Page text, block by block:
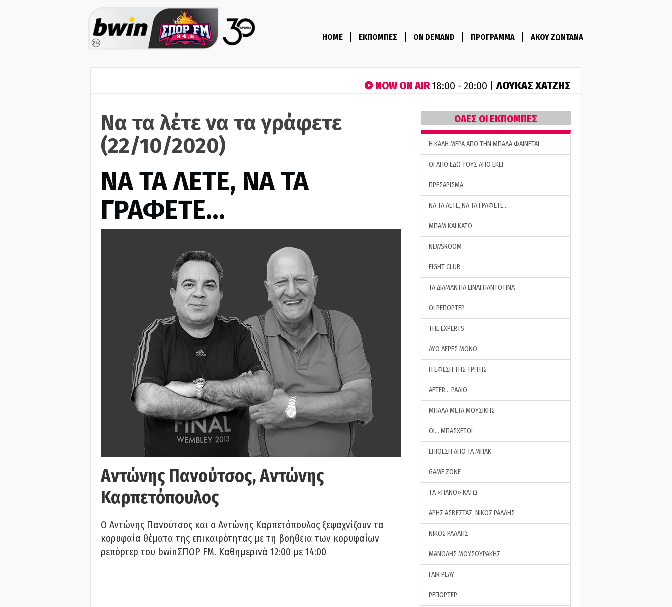
HOME ΕΚΠΟΜΠΕΣ ON DEMAND ΠΡΟΓΡΑΜΜΑ ΑΚΟΥ ΖΩΝΤΑΝΑ
NOW ON AIR18:00 - 20:00 |ΛΟΥΚΑΣ ΧΑΤΖΗΣ
Να τα λέτε να τα γράφετε
(22/10/2020)
ΝΑ ΤΑ ΛΕΤΕ, ΝΑ ΤΑ
ΓΡΑΦΕΤΕ…
Αντώνης Πανούτσος, Αντώνης
Καρπετόπουλος
Ο Αντώνης Πανούτσος και ο Αντώνης Καρπετόπουλος ξεψαχνίζουν τα
κορυφαία θέματα της επικαιρότητας με τη βοήθεια των κορυφαίων
ρεπόρτερ του bwinΣΠΟΡ FM. Καθημερινά 12:00 με 14:00
ΟΛΕΣ ΟΙ ΕΚΠΟΜΠΕΣ
H ΚΑΛΗ ΜΕΡΑ ΑΠΟ ΤΗΝ ΜΠΑΛΑ ΦΑΙΝΕΤΑΙ
ΟΙ ΑΠΟ ΕΔΩ ΤΟΥΣ ΑΠΟ ΕΚΕΙ
ΠΡΕΣΑΡΙΣΜΑ
ΝΑ ΤΑ ΛΕΤΕ, ΝΑ ΤΑ ΓΡΑΦΕΤΕ…
ΜΠΑΜ ΚΑΙ ΚΑΤΩ
NEWSROOM
FIGHT CLUB
ΤΑ ΔΙΑΜΑΝΤΙΑ ΕΙΝΑΙ ΠΑΝΤΟΤΙΝΑ
ΟΙ ΡΕΠΟΡΤΕΡ
THE EXPERTS
ΔΥΟ ΛΕΡΕΣ ΜΟΝΟ
Η ΕΦΕΣΗ ΤΗΣ ΤΡΙΤΗΣ
AFTER… ΡΑΔΙΟ
ΜΠΑΛΑ ΜΕΤΑ ΜΟΥΣΙΚΗΣ
ΟΙ… ΜΠΑΣΧΕΤΟΙ
ΕΠΙΘΕΣΗ ΑΠΟ ΤΑ ΜΠΑΚ
GAME ZONE
ΤA «ΠΑΝΟ» ΚΑΤΩ
ΑΡΗΣ ΑΣΒΕΣΤΑΣ, ΝΙΚΟΣ ΡΑΛΛΗΣ
ΝΙΚΟΣ ΡΑΛΛΗΣ
ΜΑΝΩΛΗΣ ΜΟΥΣΟΥΡΑΚΗΣ
FAIR PLAY
ΡΕΠΟΡΤΕΡ